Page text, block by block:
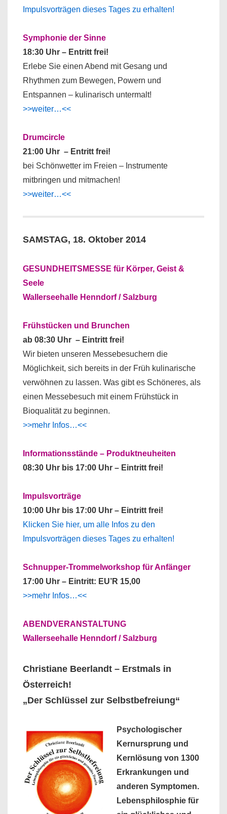
Impulsvorträgen dieses Tages zu erhalten!
Symphonie der Sinne
18:30 Uhr – Entritt frei!
Erlebe Sie einen Abend mit Gesang und
Rhythmen zum Bewegen, Powern und
Entspannen – kulinarisch untermalt!
>>weiter…<<
Drumcircle
21:00 Uhr – Entritt frei!
bei Schönwetter im Freien – Instrumente
mitbringen und mitmachen!
>>weiter…<<
SAMSTAG, 18. Oktober 2014
GESUNDHEITSMESSE für Körper, Geist &
Seele
Wallerseehalle Henndorf / Salzburg
Frühstücken und Brunchen
ab 08:30 Uhr – Eintritt frei!
Wir bieten unseren Messebesuchern die
Möglichkeit, sich bereits in der Früh kulinarische
verwöhnen zu lassen. Was gibt es Schöneres, als
einen Messebesuch mit einem Frühstück in
Bioqualität zu beginnen.
>>mehr Infos…<<
Informationsstände – Produktneuheiten
08:30 Uhr bis 17:00 Uhr – Eintritt frei!
Impulsvorträge
10:00 Uhr bis 17:00 Uhr – Eintritt frei!
Klicken Sie hier, um alle Infos zu den
Impulsvorträgen dieses Tages zu erhalten!
Schnupper-Trommelworkshop für Anfänger
17:00 Uhr – Eintritt: EU’R 15,00
>>mehr Infos…<<
ABENDVERANSTALTUNG
Wallerseehalle Henndorf / Salzburg
Christiane Beerlandt – Erstmals in
Österreich!
„Der Schlüssel zur Selbstbefreiung“
Psychologischer
Kernursprung und
Kernlösung von 1300
Erkrankungen und
anderen Symptomen.
Lebensphilosphie für